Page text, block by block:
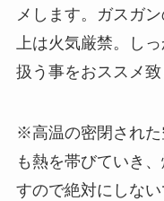
メします。ガスガ
上は火気厳禁。し
扱う事をおススメ致
※高温の密閉された
も熱を帯びていき
すので絶対にしない